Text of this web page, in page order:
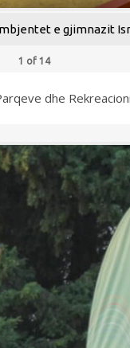
e gjimnazit
1 of 14
dhe